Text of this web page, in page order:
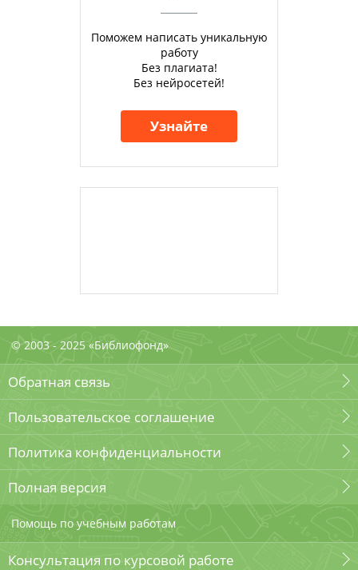
Поможем написать уникальную
работу
Без плагиата!
Без нейросетей!
Узнайте
© 2003 - 2025 «Библиофонд»
Обратная связь
Пользовательское соглашение
Политика конфиденциальности
Полная версия
Помощь по учебным работам
Консультация по курсовой работе